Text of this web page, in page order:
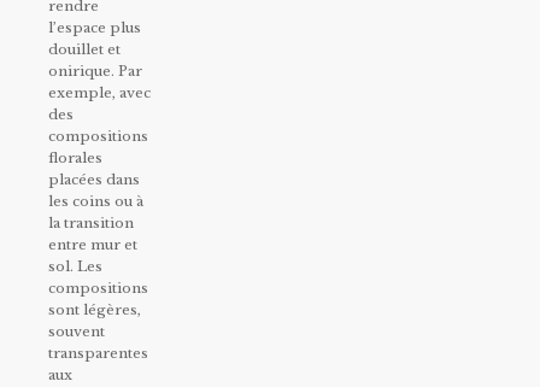
rendre
l’espace plus
douillet et
onirique. Par
exemple, avec
des
compositions
florales
placées dans
les coins ou à
la transition
entre mur et
sol. Les
compositions
sont légères,
souvent
transparentes
aux